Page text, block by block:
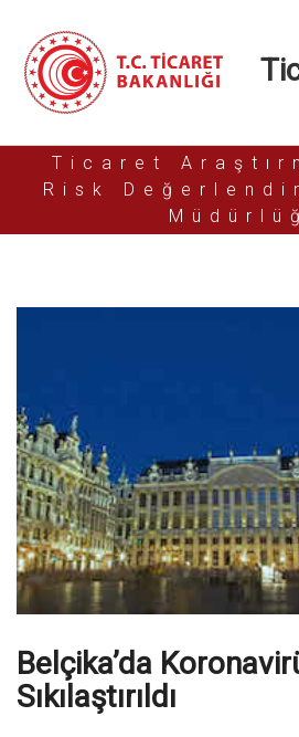
Ticaret
Risk
Belçika’da
Sıkılaştırıldı